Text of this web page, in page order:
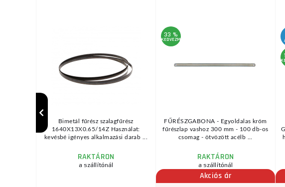
Bimetál fűrész szalagfűrész
1640X13X0.65/14Z Használat:
kevésbé igényes alkalmazási darab ...
RAKTÁRON
a szállítónál
33 %
KEDVEZMÉNY
FŰRÉSZGABONA - Egyoldalas króm
fűrészlap vashoz 300 mm - 100 db-os
csomag - ötvözött acélb ...
RAKTÁRON
a szállítónál
Akciós ár